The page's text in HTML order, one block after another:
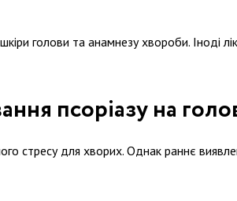
голови та анамнезу хвороби. Іноді
псоріазу на
стресу для хворих. Однак раннє